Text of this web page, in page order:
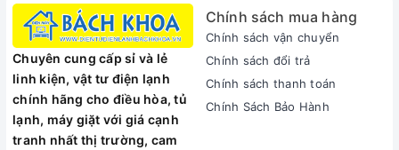
có hệ thống Twintech với 2 dàn lạnh độc lập tại ngăn đông và
ngăn mát, đảm bảo nhiệt độ lý tưởng, bảo quản thực phẩm
tối ưu, tránh lẫn mùi thực phẩm.
Chuyên cung cấp sỉ và lẻ
linh kiện, vật tư điện lạnh
chính hãng cho điều hòa, tủ
lạnh, máy giặt với giá cạnh
tranh nhất thị trường, cam
Chính sách mua hàng
Chính sách vận chuyển
Chính sách đổi trả
Chính sách thanh toán
Chính Sách Bảo Hành